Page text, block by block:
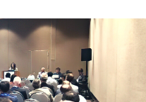
Park di Trieste è risultato tra i
di ricerca nell’ambito della
il monitoraggio
Preparazione alla gestione
dal Ministero della